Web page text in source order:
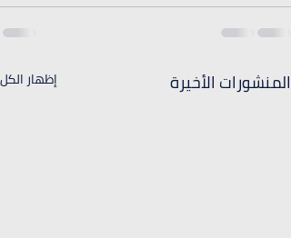
المنشورات الأخيرة إظهار الكل